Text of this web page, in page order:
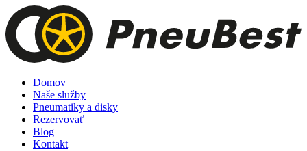
Domov
Naše služby
Pneumatiky a disky
Rezervovať
Blog
Kontakt